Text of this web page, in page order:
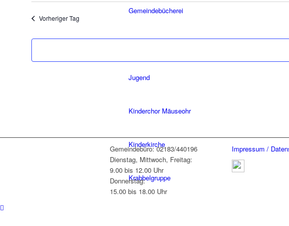
Gemeindebücherei
Jugend
Kinderchor Mäuseohr
Kinderkirche
Krabbelgruppe
Vorheriger Tag
Gemeindebüro: 02183/440196
Dienstag, Mittwoch, Freitag:
9.00 bis 12.00 Uhr
Donnerstag:
15.00 bis 18.00 Uhr
Impressum /